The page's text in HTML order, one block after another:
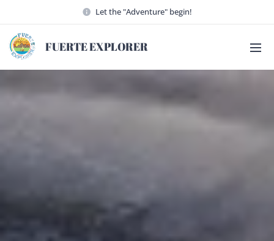
Let the "Adventure" begin!
FUERTE EXPLORER